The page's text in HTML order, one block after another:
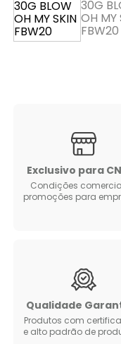
Exclusivo para
Condições
promoções para
Qualidade
Produtos com
e alto padrão de